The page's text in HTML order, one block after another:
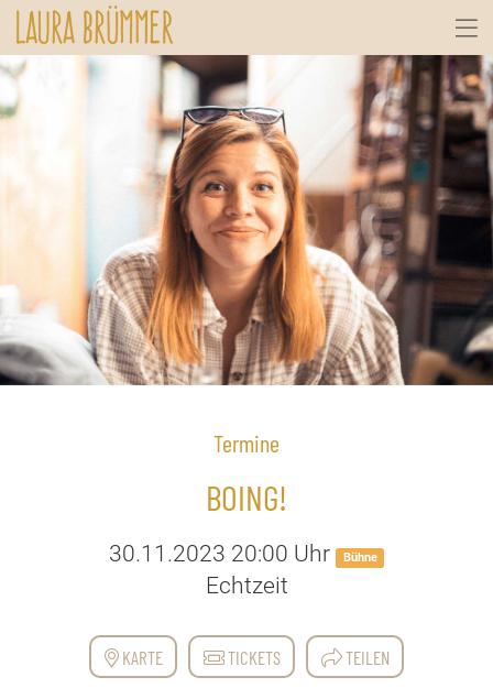
Termine
BOING!
30.11.2023 20:00 Uhr Bühne
Echtzeit
KARTE TICKETS TEILEN